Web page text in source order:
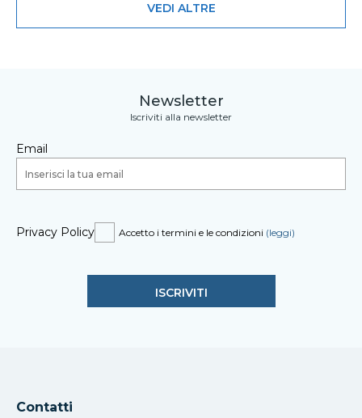
VEDI ALTRE
Newsletter
Iscriviti alla newsletter
Email
Privacy Policy Accetto i termini e le condizioni (leggi)
Contatti